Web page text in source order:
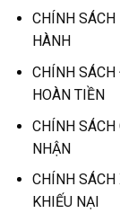
CHÍNH SÁCH
HÀNH
CHÍNH
HOÀN TIỀN
CHÍNH SÁCH
NHẬN
CHÍNH SÁCH
KHIẾU NẠI